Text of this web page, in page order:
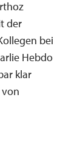
der
bei
Hebdo
klar
von